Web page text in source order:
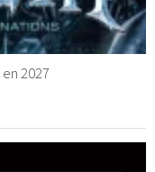
2027